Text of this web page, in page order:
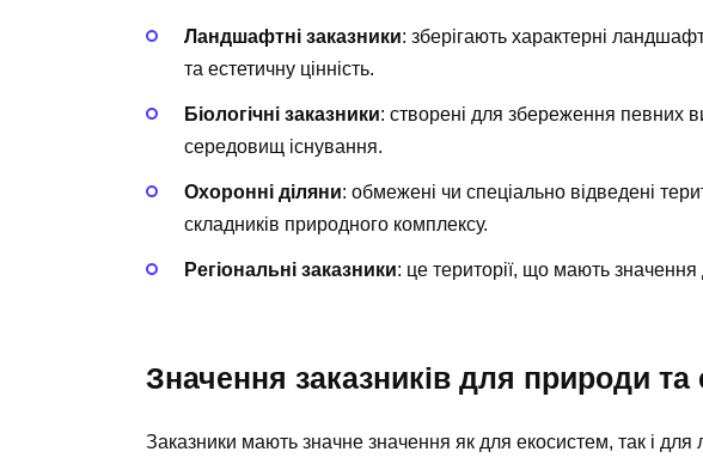
Ландшафтні заказники: зберігають характерні
та естетичну цінність.
Біологічні заказники: створені для збереження певних
середовищ існування.
Охоронні діляни: обмежені чи спеціально відведені
складників природного комплексу.
Регіональні заказники: це території, що мають значення
Значення заказників для природи та
Заказники мають значне значення як для екосистем, так і для